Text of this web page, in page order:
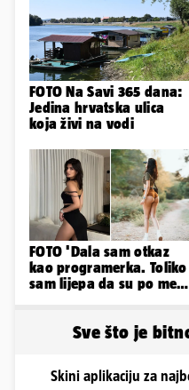
FOTO Na Savi 365 dana:
Jedina hrvatska ulica
koja živi na vodi
FOTO 'Dala sam otkaz
kao programerka. Toliko
sam lijepa da su po meni
Sve što je
Skini aplikaciju za